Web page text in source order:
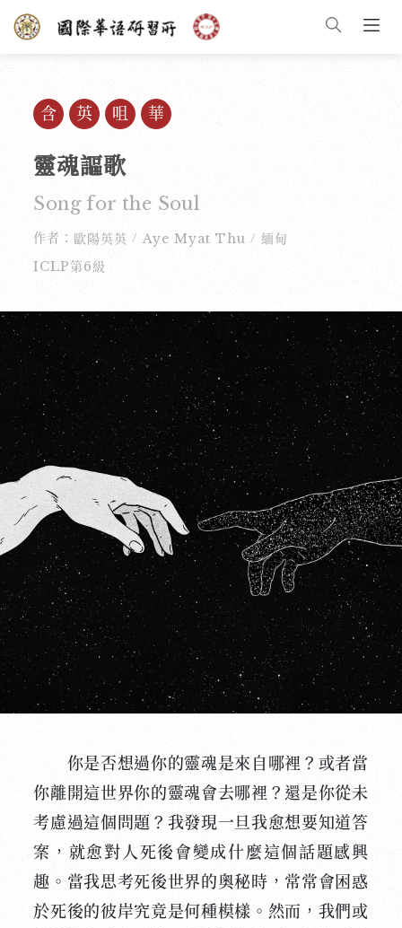
含英咀華
靈魂謳歌
Song for the Soul
作者： 歐陽英英 / Aye Myat Thu / 緬甸
ICLP第6級
你是否想過你的靈魂是來自哪裡？或者當
你離開這世界你的靈魂會去哪裡？還是你從未
考慮過這個問題？我發現一旦我愈想要知道答
案，就愈對人死後會變成什麼這個話題感興
趣。當我思考死後世界的奧秘時，常常會困惑
於死後的彼岸究竟是何種模樣。然而，我們或